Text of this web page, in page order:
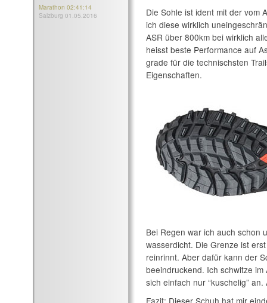
Marathon 02:41:14
Salzburg 01.05.2016
Die Sohle ist ident mit der vom
ich diese wirklich
ASR über 800km bei wirklich
heisst beste Performance auf
grade für die technischsten
Eigenschaften.
Bei Regen war ich auch schon
wasserdicht. Die Grenze ist
reinrinnt. Aber dafür kann der
beeindruckend. Ich schwitze
sich einfach nur “kuschelig”
Fazit: Dieser Schuh hat mir